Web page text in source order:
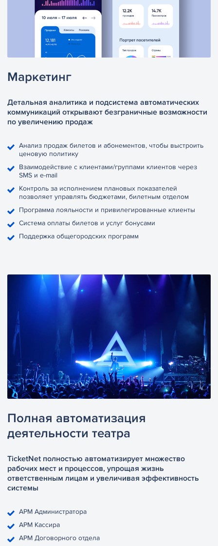
Маркетинг
Детальная аналитика и подсистема автоматических
коммуникаций открывают безграничные возможности
по увеличению продаж
Анализ продаж билетов и абонементов, чтобы выстроить
ценовую политику
Взаимодействие с клиентами/группами клиентов через
SMS и e-mail
Контроль за исполнением плановых показателей
позволяет управлять бюджетами, билетным отделом
Программа лояльности и привилегированные клиенты
Система оплаты билетов и услуг бонусами
Поддержка общегородских программ
Полная автоматизация
деятельности театра
TicketNet полностью автоматизирует множество
рабочих мест и процессов, упрощая жизнь
ответственным лицам и увеличивая эффективность
системы
АРМ Администратора
АРМ Кассира
АРМ Договорного отдела